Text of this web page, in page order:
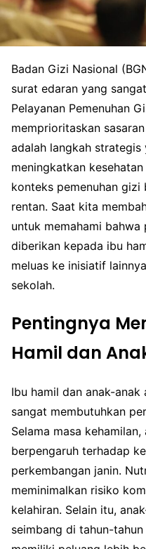
Badan Gizi Nasional
surat edaran yang
Pelayanan Pemenuhan
memprioritaskan
adalah langkah
meningkatkan
konteks pemenuhan
rentan. Saat kita
untuk memahami bahwa
diberikan kepada ibu
meluas ke inisiatif
sekolah.
Pentingnya
Hamil dan
Ibu hamil dan anak-
sangat membutuhkan
Selama masa
berpengaruh terhadap
perkembangan janin.
meminimalkan risiko
kelahiran. Selain itu,
seimbang di tahun-